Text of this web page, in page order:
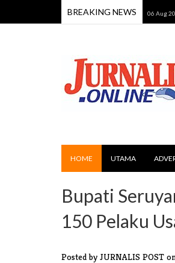
BREAKING NEWS
Sekolah dan Puskesmas 06 Aug 2026 Kaji
HOME UTAMA
Bupati
150 Pelaku
Posted by JURNALIS POST